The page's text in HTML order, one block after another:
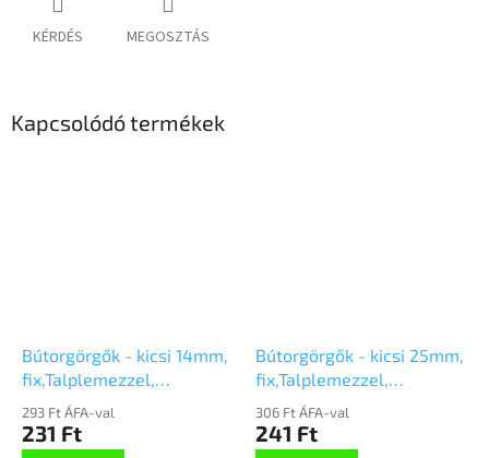
KÉRDÉS MEGOSZTÁS
Kapcsolódó termékek
Bútorgörgők - kicsi 14mm,
fix,Talplemezzel,
2198UOI014P60-30x17
293 Ft ÁFA-val
231 Ft
Bútorgörgők - kicsi 25mm,
fix,Talplemezzel,
2198UOI025P60-40x17
306 Ft ÁFA-val
241 Ft